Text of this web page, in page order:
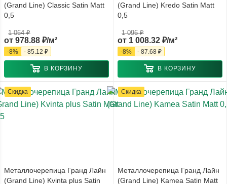
(Grand Line) Classic Satin Matt
0,5
от 978.88 ₽/м²
1 064 ₽
-8% - 85.12 ₽
В КОРЗИНУ
(Grand Line) Kredo Satin Matt
0,5
от 1 008.32 ₽/м²
1 096 ₽
-8% - 87.68 ₽
В КОРЗИНУ
Скидка
Металлочерепица Гранд Лайн
(Grand Line) Kvinta plus Satin
Скидка
Металлочерепица Гранд Лайн
(Grand Line) Kamea Satin Matt